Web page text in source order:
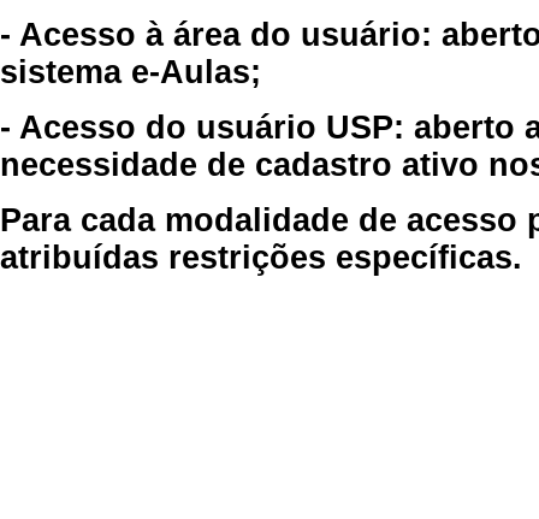
- Acesso à área do usuário:
sistema e-Aulas;
- Acesso do usuário USP: aberto
necessidade de cadastro ativo
Para cada modalidade de
atribuídas restrições específicas.